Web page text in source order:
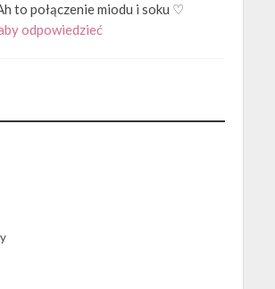
to połączenie miodu i soku ♡
odpowiedzieć